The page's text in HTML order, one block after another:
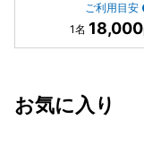
ご利用目安
18,000
お気に入り